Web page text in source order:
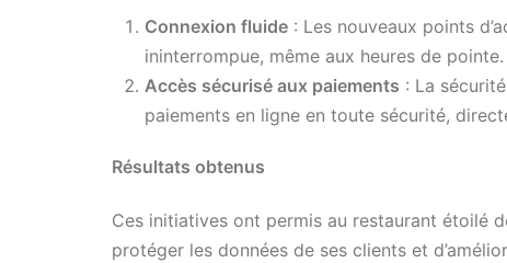
Connexion fluide : Les nouveaux points
ininterrompue, même aux heures de pointe.
Accès sécurisé aux paiements : La
paiements en ligne en toute sécurité,
Résultats obtenus
Ces initiatives ont permis au restaurant étoilé
protéger les données de ses clients et